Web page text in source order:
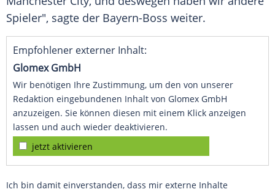
Spieler", sagte der Bayern-Boss weiter.
Empfohlener externer Inhalt:
Glomex GmbH
Wir benötigen Ihre Zustimmung, um den von unserer
Redaktion eingebundenen Inhalt von Glomex GmbH
anzuzeigen. Sie können diesen mit einem Klick anzeigen
lassen und auch wieder deaktivieren.
jetzt aktivieren
Ich bin damit einverstanden, dass mir externe Inhalte